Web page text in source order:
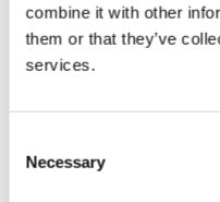
combine it with other
them or that they’ve
services.
Selection
Necessary